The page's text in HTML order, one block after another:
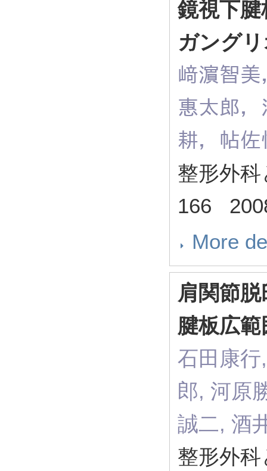
鏡視下
ガング
﨑濵智
惠太郎
耕，帖佐
整形外
166
More
肩関節
腱板広
石田康
郎, 河原
誠二, 酒
整形外